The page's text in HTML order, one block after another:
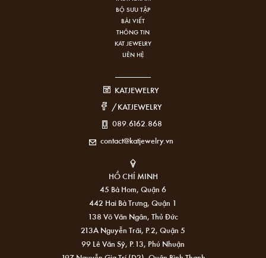
BỘ SƯU TẬP
BÀI VIẾT
THÔNG TIN
KAT JEWELRY
LIÊN HỆ
KATJEWELRY
/KATJEWELRY
089.6162.868
contact@katjewelry.vn
HỒ CHÍ MINH
45 Bà Hom, Quận 6
442 Hai Bà Trưng, Quận 1
138 Võ Văn Ngân, Thủ Đức
213A Nguyễn Trãi, P.2, Quận 5
99 Lê Văn Sỹ, P.13, Phú Nhuận